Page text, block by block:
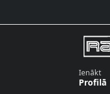
Ienākt
Profilā